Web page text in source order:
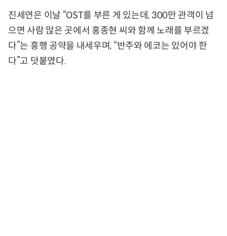
진세연은 이날 “OST를 부른 게 있는데, 300만 관객이 넘
으면 사람 많은 곳에서 홍종현 씨와 함께 노래를 부르겠
다”는 흥행 공약을 내세우며, “반주와 에코는 있어야 한
다”고 덧붙였다.